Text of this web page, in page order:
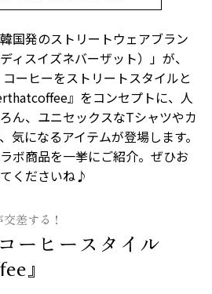
国発のストリートウェアブラン
ィスイズネバーザット）」が、
ーヒーをストリートスタイルと
』をコンセプトに、人
ん、ユニセックスなTシャツやカ
気になるアイテムが登場します。
ボ商品を一挙にご紹介。ぜひお
くださいね♪
差する！
ーヒースタイル
』